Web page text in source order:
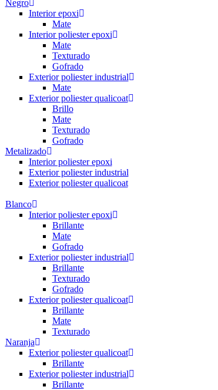
Negro
Interior epoxi
Mate
Interior poliester epoxi
Mate
Texturado
Gofrado
Exterior poliester industrial
Mate
Exterior poliester qualicoat
Brillo
Mate
Texturado
Gofrado
Metalizado
Interior poliester epoxi
Exterior poliester industrial
Exterior poliester qualicoat
Blanco
Interior poliester epoxi
Brillante
Mate
Gofrado
Exterior poliester industrial
Brillante
Texturado
Gofrado
Exterior poliester qualicoat
Brillante
Mate
Texturado
Naranja
Exterior poliester qualicoat
Brillante
Exterior poliester industrial
Brillante